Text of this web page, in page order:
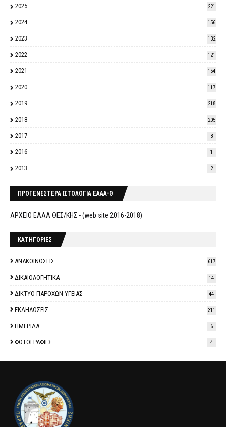
2025 221
2024 156
2023 132
2022 121
2021 154
2020 117
2019 218
2018 205
2017 8
2016 1
2013 2
ΠΡΟΓΕΝΕΣΤΕΡΑ ΙΣΤΟΛΟΓΙΑ ΕΑΑΑ-Θ
ΑΡΧΕΙΟ ΕΑΑΑ ΘΕΣ/ΚΗΣ - (web site 2016-2018)
ΚΑΤΗΓΟΡΙΕΣ
ΑΝΑΚΟΙΝΩΣΕΙΣ 617
ΔΙΚΑΙΟΛΟΓΗΤΙΚΑ 14
ΔΙΚΤΥΟ ΠΑΡΟΧΩΝ ΥΓΕΙΑΣ 44
ΕΚΔΗΛΩΣΕΙΣ 311
ΗΜΕΡΙΔΑ 6
ΦΩΤΟΓΡΑΦΙΕΣ 4